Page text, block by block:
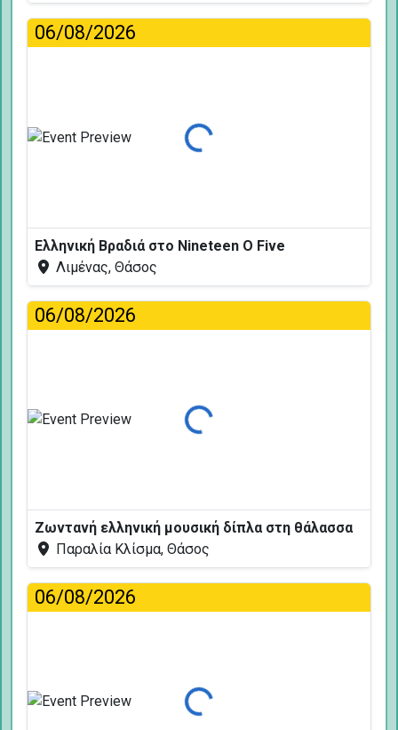
06/08/2026
Φόρτωση...
Ελληνική Βραδιά στο Nineteen O Five
Λιμένας, Θάσος
06/08/2026
Φόρτωση...
Ζωντανή ελληνική μουσική δίπλα στη θάλασσα
Παραλία Κλίσμα, Θάσος
06/08/2026
Φόρτωση...